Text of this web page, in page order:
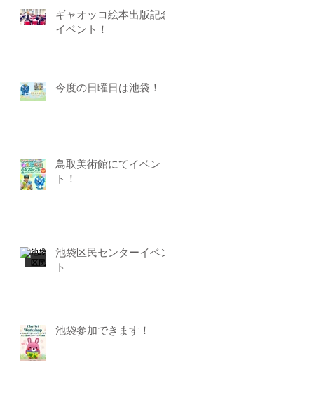
ギャオッコ絵本出版記念
イベント！
今度の日曜日は池袋！
鳥取美術館にてイベン
ト！
池袋区民センターイベン
ト
池袋参加できます！